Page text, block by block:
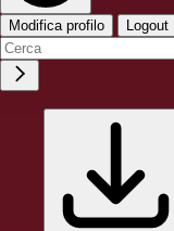
Modifica profilo Logout